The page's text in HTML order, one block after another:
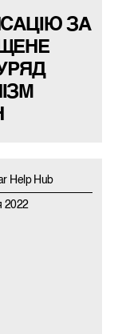
ЗА
Help Hub
2022